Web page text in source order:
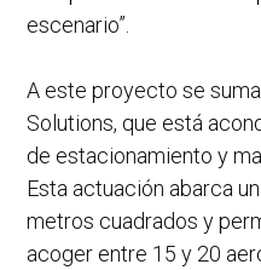
escenario”.
A este proyecto se
Solutions, que está
de estacionamiento y
Esta actuación abarca
metros cuadrados y
acoger entre 15 y 20